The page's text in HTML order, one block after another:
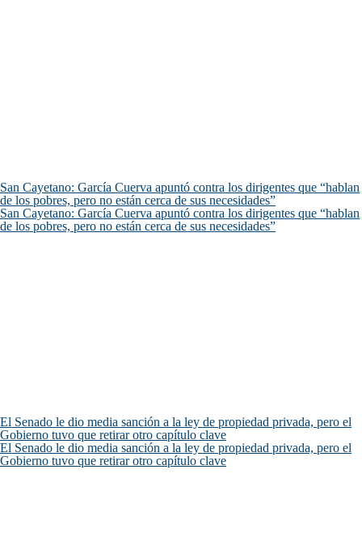
San Cayetano: García Cuerva apuntó contra los dirigentes que “hablan
de los pobres, pero no están cerca de sus necesidades”
San Cayetano: García Cuerva apuntó contra los dirigentes que “hablan
de los pobres, pero no están cerca de sus necesidades”
El Senado le dio media sanción a la ley de propiedad privada, pero el
Gobierno tuvo que retirar otro capítulo clave
El Senado le dio media sanción a la ley de propiedad privada, pero el
Gobierno tuvo que retirar otro capítulo clave